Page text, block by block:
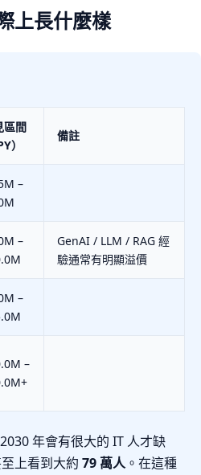
上長什麼樣
區間
）
備註
–
–
GenAI / LLM / RAG 經
驗通常有明顯溢價
–
–
年會有很大的 IT 人才缺
上看到大約 79 萬人。在這種